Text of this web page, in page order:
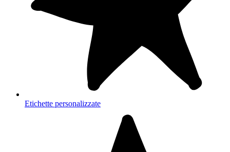
Etichette personalizzate